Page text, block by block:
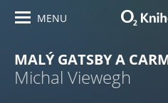
MENU
MALÝ GATSBY A
Michal Viewegh